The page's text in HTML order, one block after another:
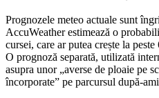
Prognozele meteo actuale sunt
AccuWeather estimează o
cursei, care ar putea crește la
O prognoză separată, utilizată
asupra unor „averse de ploaie pe
încorporate” pe parcursul după-